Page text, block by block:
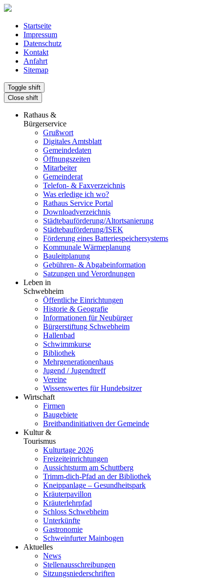
Startseite
Impressum
Datenschutz
Kontakt
Anfahrt
Sitemap
Toggle shift
Close shift
Rathaus &
Bürgerservice
Grußwort
Digitales Amtsblatt
Gemeindedaten
Öffnungszeiten
Mitarbeiter
Gemeinderat
Telefon- & Faxverzeichnis
Was erledige ich wo?
Rathaus Service Portal
Downloadverzeichnis
Städtebauförderung/Altortsanierung
Städtebauförderung/ISEK
Förderung eines Batteriespeichersystems
Kommunale Wärmeplanung
Bauleitplanung
Gebühren- & Abgabeinformation
Satzungen und Verordnungen
Leben in
Schwebheim
Öffentliche Einrichtungen
Historie & Geografie
Informationen für Neubürger
Bürgerstiftung Schwebheim
Hallenbad
Schwimmkurse
Bibliothek
Mehrgenerationenhaus
Jugend / Jugendtreff
Vereine
Wissenswertes für Hundebsitzer
Wirtschaft
Firmen
Baugebiete
Breitbandinitiativen der Gemeinde
Kultur &
Tourismus
Kulturtage 2026
Freizeiteinrichtungen
Aussichtsturm am Schuttberg
Trimm-dich-Pfad an der Bibliothek
Kneippanlage – Gesundheitspark
Kräuterpavillon
Kräuterlehrpfad
Schloss Schwebheim
Unterkünfte
Gastronomie
Schweinfurter Mainbogen
Aktuelles
News
Stellenausschreibungen
Sitzungsniederschriften